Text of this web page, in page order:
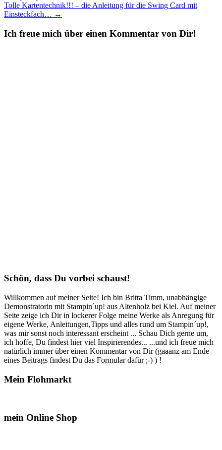
Tolle Kartentechnik!!! – die Anleitung für die Swing Card mit
Einsteckfach… →
Ich freue mich über einen Kommentar von Dir!
Schön, dass Du vorbei schaust!
Willkommen auf meiner Seite! Ich bin Britta Timm, unabhängige
Demonstratorin mit Stampin´up! aus Altenholz bei Kiel. Auf meiner
Seite zeige ich Dir in lockerer Folge meine Werke als Anregung für
eigene Werke, Anleitungen,Tipps und alles rund um Stampin´up!,
was mir sonst noch interessant erscheint ... Schau Dich gerne um,
ich hoffe, Du findest hier viel Inspirierendes... ...und ich freue mich
natürlich immer über einen Kommentar von Dir (gaaanz am Ende
eines Beitrags findest Du das Formular dafür ;-) ) !
Mein Flohmarkt
mein Online Shop